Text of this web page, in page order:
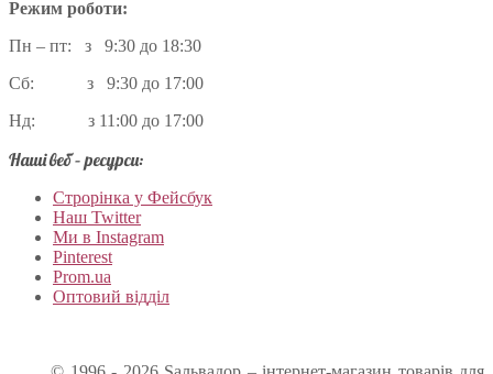
Режим роботи:
Пн – пт: з 9:30 до 18:30
Сб: з 9:30 до 17:00
Нд: з 11:00 до 17:00
Наші веб – ресурси:
Строрінка у Фейсбук
Наш Twitter
Ми в Instagram
Pinterest
Prom.ua
Оптовий відділ